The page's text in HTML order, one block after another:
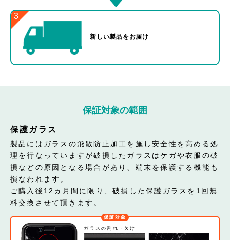
3
新しい製品をお届け
保証対象の範囲
保護ガラス
製品にはガラスの飛散防止加工を施し安全性を高める処
理を行なっていますが破損したガラスはケガや衣服の破
損などの原因となる場合があり、端末を保護する機能も
損なわれます。
ご購入後12ヵ月間に限り、破損した保護ガラスを1回無
料交換させて頂きます。
保証対象
ガラスの割れ・欠け